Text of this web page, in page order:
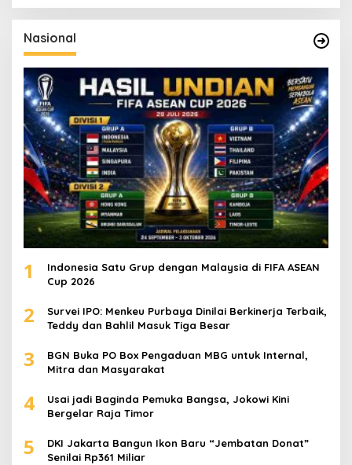
i
u
n
t
u
k
:
Nasional
1
Indonesia Satu Grup dengan Malaysia di FIFA ASEAN
Cup 2026
2
Survei IPO: Menkeu Purbaya Dinilai Berkinerja Terbaik,
Teddy dan Bahlil Masuk Tiga Besar
3
BGN Buka PO Box Pengaduan MBG untuk Internal,
Mitra dan Masyarakat
4
Usai jadi Baginda Pemuka Bangsa, Jokowi Kini
Bergelar Raja Timor
5
DKI Jakarta Bangun Ikon Baru “Jembatan Donat”
Senilai Rp361 Miliar